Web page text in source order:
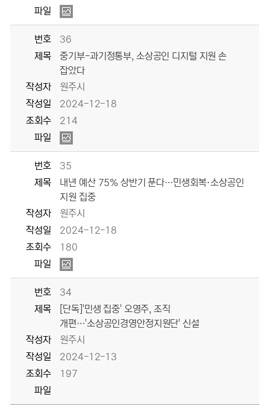
파일
번호
36
제목
중기부-과기정통부, 소상공인 디지털 지원 손
잡았다
작성자
원주시
작성일
2024-12-18
조회수
214
파일
번호
35
제목
내년 예산 75% 상반기 푼다…민생회복·소상공인
지원 집중
작성자
원주시
작성일
2024-12-18
조회수
180
파일
번호
34
제목
[단독]'민생 집중' 오영주, 조직
개편…'소상공인경영안정지원단' 신설
작성자
원주시
작성일
2024-12-13
조회수
197
파일